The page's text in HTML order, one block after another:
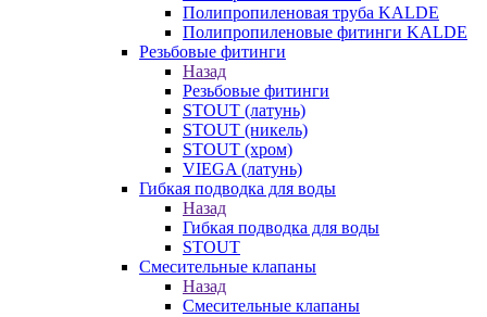
Полипропиленовая труба KALDE
Полипропиленовые фитинги KALDE
Резьбовые фитинги
Назад
Резьбовые фитинги
STOUT (латунь)
STOUT (никель)
STOUT (хром)
VIEGA (латунь)
Гибкая подводка для воды
Назад
Гибкая подводка для воды
STOUT
Смесительные клапаны
Назад
Смесительные клапаны